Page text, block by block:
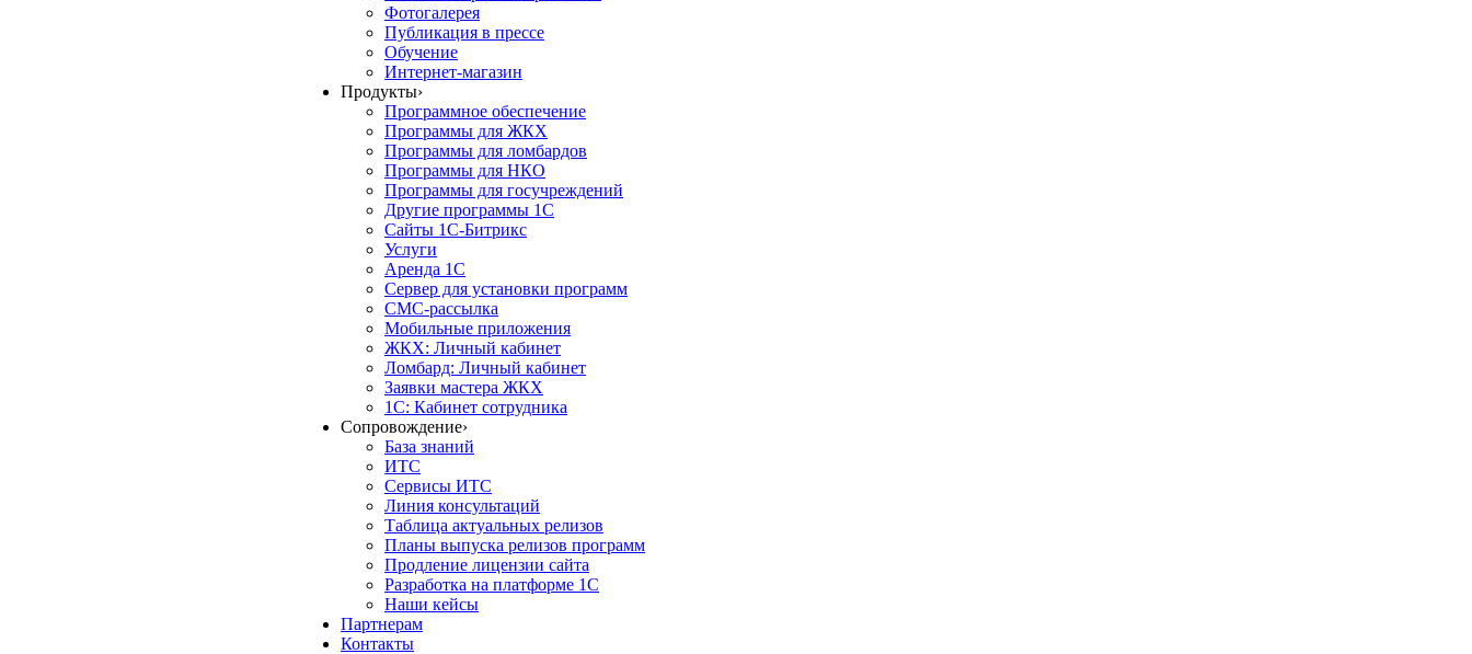
Фотогалерея
Публикация в прессе
Обучение
Интернет-магазин
Продукты›
Программное обеспечение
Программы для ЖКХ
Программы для ломбардов
Программы для НКО
Программы для госучреждений
Другие программы 1С
Сайты 1С-Битрикс
Услуги
Аренда 1С
Сервер для установки программ
СМС-рассылка
Мобильные приложения
ЖКХ: Личный кабинет
Ломбард: Личный кабинет
Заявки мастера ЖКХ
1С: Кабинет сотрудника
Сопровождение›
База знаний
ИТС
Сервисы ИТС
Линия консультаций
Таблица актуальных релизов
Планы выпуска релизов программ
Продление лицензии сайта
Разработка на платформе 1С
Наши кейсы
Партнерам
Контакты